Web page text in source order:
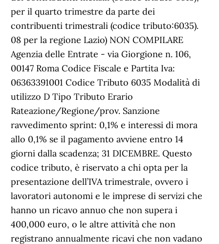
per il quarto trimestre da parte dei
contribuenti trimestrali (codice tributo:6035).
08 per la regione Lazio) NON COMPILARE
Agenzia delle Entrate - via Giorgione n. 106,
00147 Roma Codice Fiscale e Partita Iva:
06363391001 Codice Tributo 6035 Modalità di
utilizzo D Tipo Tributo Erario
Rateazione/Regione/prov. Sanzione
ravvedimento sprint: 0,1% e interessi di mora
allo 0,1% se il pagamento avviene entro 14
giorni dalla scadenza; 31 DICEMBRE. Questo
codice tributo, è riservato a chi opta per la
presentazione dell’IVA trimestrale, ovvero i
lavoratori autonomi e le imprese di servizi che
hanno un ricavo annuo che non supera i
400,000 euro, o le altre attività che non
registrano annualmente ricavi che non vadano